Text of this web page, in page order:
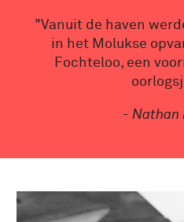
"Vanuit de haven
in het Molukse
Fochteloo, een
- Nathan